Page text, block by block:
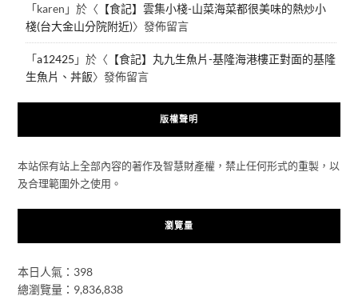
「karen 」於〈 【食記】雲集小棧-山菜海菜都很美味的熱炒小
棧(台大金山分院附近)〉發佈留言
「a12425 」於〈 【食記】丸九生魚片-基隆海港樓正對面的基隆
生魚片、丼飯〉發佈留言
版權聲明
本站保有站上全部內容的著作及智慧財產權，禁止任何形式的重製，以
及合理範圍外之使用。
瀏覽量
本日人氣：398
總瀏覽量：9,836,838